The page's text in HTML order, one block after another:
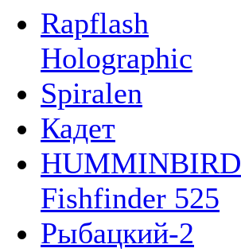
Rapflash
Holographic
Spiralen
Кадет
HUMMINBIRD
Fishfinder 525
Рыбацкий-2